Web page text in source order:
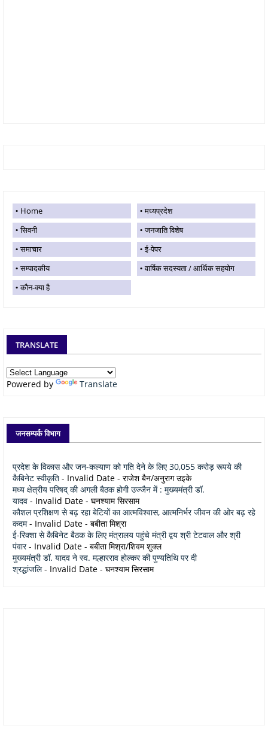
Home
मध्यप्रदेश
सिवनी
जनजाति विशेष
समाचार
ई-पेपर
सम्पादकीय
वार्षिक सदस्यता / आर्थिक सहयोग
कौन-क्या है
TRANSLATE
Powered by Translate
जनसम्पर्क विभाग
प्रदेश के विकास और जन-कल्याण को गति देने के लिए 30,055 करोड़ रूपये की
कैबिनेट स्वीकृति - Invalid Date - राजेश बैन/अनुराग उइके
मध्य क्षेत्रीय परिषद् की अगली बैठक होगी उज्जैन में : मुख्यमंत्री डॉ.
यादव - Invalid Date - घनश्याम सिरसाम
कौशल प्रशिक्षण से बढ़ रहा बेटियों का आत्मविश्वास, आत्मनिर्भर जीवन की ओर बढ़ रहे
कदम- Invalid Date - बबीता मिश्रा
ई-रिक्शा से कैबिनेट बैठक के लिए मंत्रालय पहुंचे मंत्री द्वय श्री टेटवाल और श्री
पंवार- Invalid Date - बबीता मिश्रा/शिवम शुक्ल
मुख्यमंत्री डॉ. यादव ने स्व. मल्हारराव होल्कर की पुण्यतिथि पर दी
श्रद्धांजलि- Invalid Date - घनश्याम सिरसाम